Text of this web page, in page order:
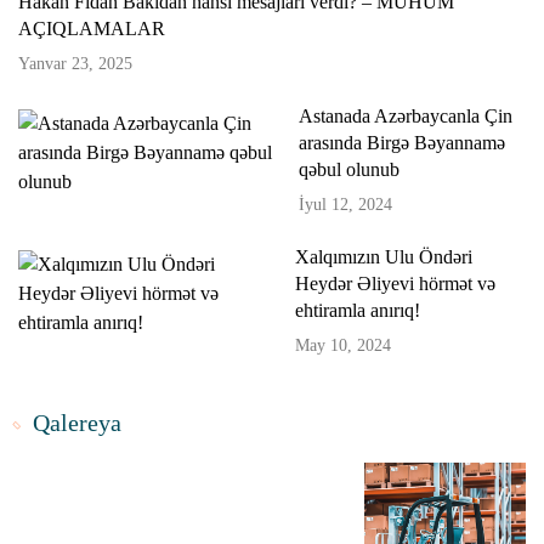
AÇIQLAMALAR
Yanvar 23, 2025
Astanada Azərbaycanla Çin
arasında Birgə Bəyannamə
qəbul olunub
İyul 12, 2024
Xalqımızın Ulu Öndəri
Heydər Əliyevi hörmət və
ehtiramla anırıq!
May 10, 2024
Qalereya